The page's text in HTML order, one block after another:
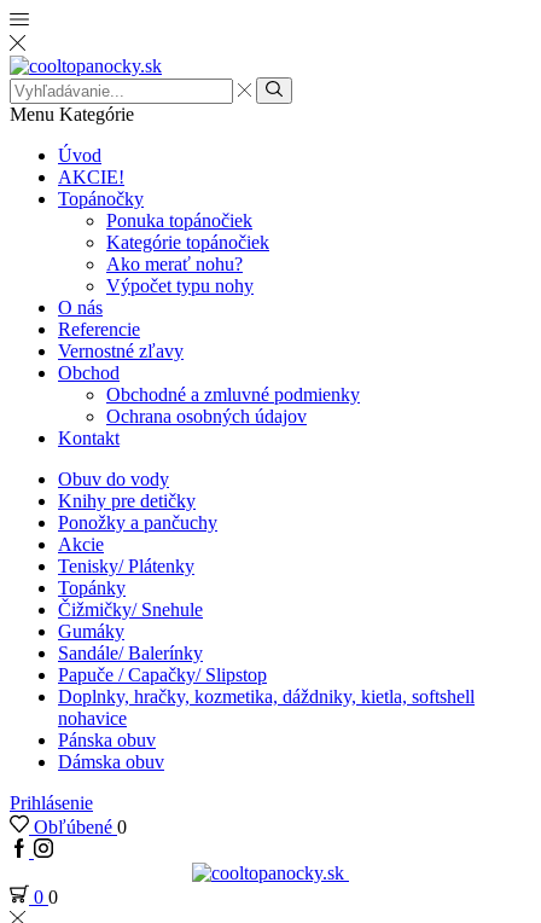
Search
input
Menu Kategórie
Úvod
AKCIE!
Topánočky
Ponuka topánočiek
Kategórie topánočiek
Ako merať nohu?
Výpočet typu nohy
O nás
Referencie
Vernostné zľavy
Obchod
Obchodné a zmluvné podmienky
Ochrana osobných údajov
Kontakt
Obuv do vody
Knihy pre detičky
Ponožky a pančuchy
Akcie
Tenisky/ Plátenky
Topánky
Čižmičky/ Snehule
Gumáky
Sandále/ Balerínky
Papuče / Capačky/ Slipstop
Doplnky, hračky, kozmetika, dáždniky, kietla, softshell
nohavice
Pánska obuv
Dámska obuv
Prihlásenie
Obľúbené 0
0 0